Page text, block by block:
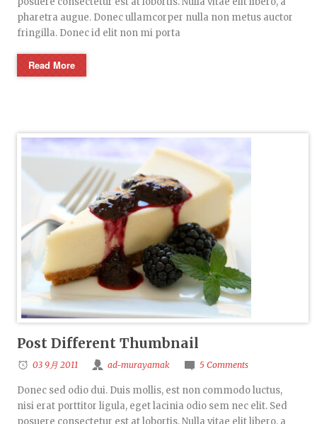
pharetra augue. Donec ullamcorper nulla non metus auctor
fringilla. Donec id elit non mi porta
Read More
Post Different Thumbnail
03 9月 2011 ad-murayamak 5 Comments
Donec sed odio dui. Duis mollis, est non commodo luctus,
nisi erat porttitor ligula, eget lacinia odio sem nec elit. Sed
posuere consectetur est at lobortis. Nulla vitae elit libero, a